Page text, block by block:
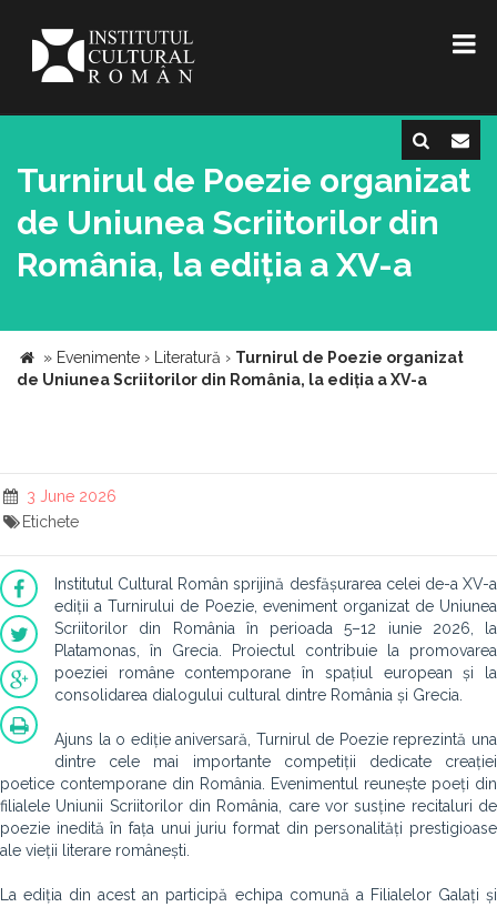
Turnirul de Poezie organizat
de Uniunea Scriitorilor din
România, la ediția a XV-a
» Evenimente › Literatură › Turnirul de Poezie organizat
de Uniunea Scriitorilor din România, la ediția a XV-a
3 June 2026
Etichete
Institutul Cultural Român sprijină desfășurarea celei de-a XV-a
ediții a Turnirului de Poezie, eveniment organizat de Uniunea
Scriitorilor din România în perioada 5–12 iunie 2026, la
Platamonas, în Grecia. Proiectul contribuie la promovarea
poeziei române contemporane în spațiul european și la
consolidarea dialogului cultural dintre România și Grecia.
Ajuns la o ediție aniversară, Turnirul de Poezie reprezintă una
dintre cele mai importante competiții dedicate creației
poetice contemporane din România. Evenimentul reunește poeți din
filialele Uniunii Scriitorilor din România, care vor susține recitaluri de
poezie inedită în fața unui juriu format din personalități prestigioase
ale vieții literare românești.
La ediția din acest an participă echipa comună a Filialelor Galați și